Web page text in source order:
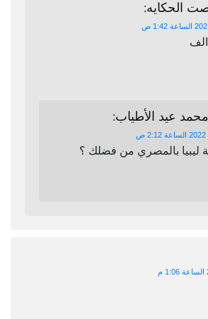
الحكايه:
محمد عيد الأطياب:
ليبيا بالمصري من فضلك ؟